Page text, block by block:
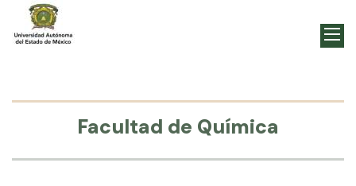
Facultad de Química